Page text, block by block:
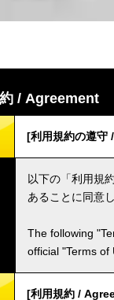
/ Agreement
[利用規約の遵
以下の「利用規
あることに同意
The following
official "Terms of
[利用規約 /